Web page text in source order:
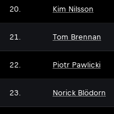
20. Kim Nilsson
21. Tom Brennan
22. Piotr Pawlicki
23. Norick Blödorn